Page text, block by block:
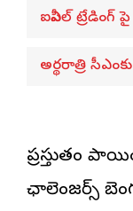
ఐపీఎల్
అర్థరాత్రి
ప్రస్తుతం
ఛాలెంజర్స్